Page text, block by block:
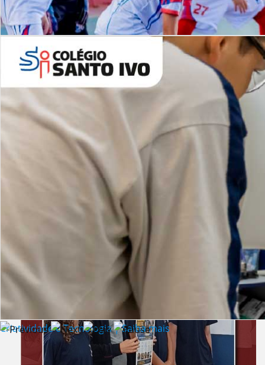
Desafios | Saiba mais
Criatividade e Tecnologia | Saiba mais